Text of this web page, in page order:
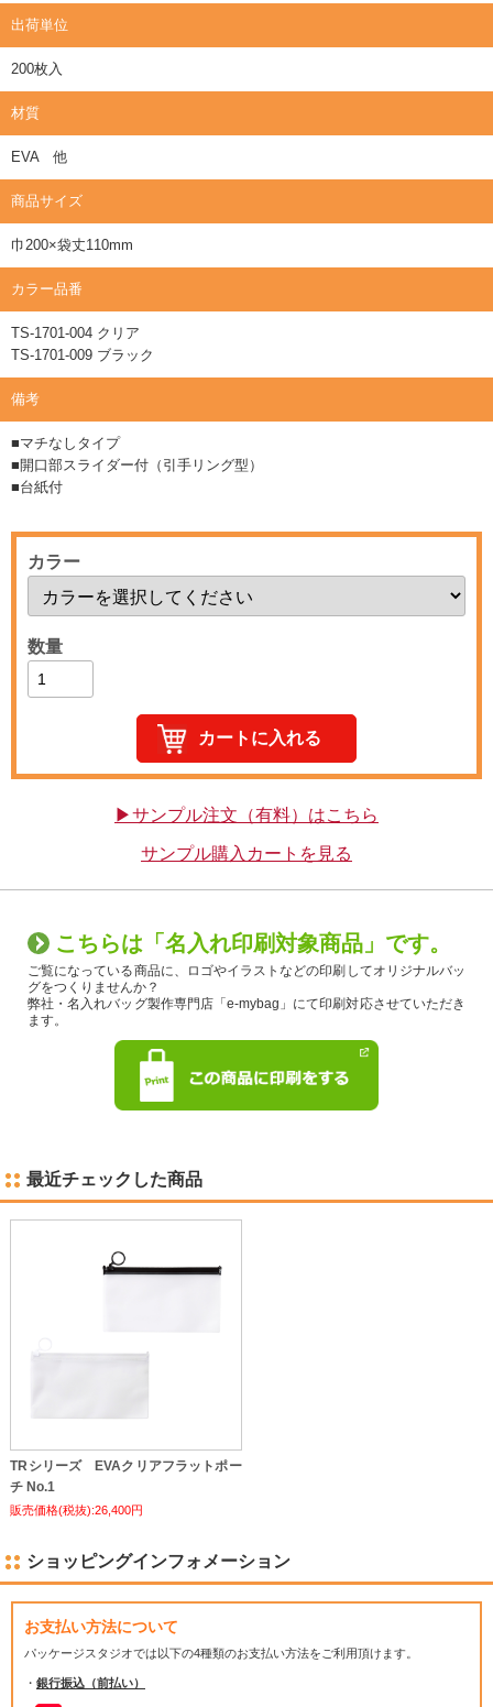
出荷単位
200枚入
材質
EVA 他
商品サイズ
巾200×袋丈110mm
カラー品番
TS-1701-004 クリア
TS-1701-009 ブラック
備考
■マチなしタイプ
■開口部スライダー付（引手リング型）
■台紙付
カラー
数量
▶サンプル注文（有料）はこちら
サンプル購入カートを見る
こちらは「名入れ印刷対象商品」です。
ご覧になっている商品に、ロゴやイラストなどの印刷してオリジナルバッ
グをつくりませんか？
弊社・名入れバッグ製作専門店「e-mybag」にて印刷対応させていただき
ます。
最近チェックした商品
TRシリーズ EVAクリアフラットポー
チ No.1
販売価格(税抜):26,400円
ショッピングインフォメーション
お支払い方法について
パッケージスタジオでは以下の4種類のお支払い方法をご利用頂けます。
・ 銀行振込（前払い）